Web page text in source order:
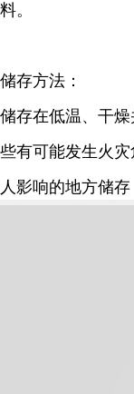
料。
储存方法：
储存在低温、干
些有可能发生火
人影响的地方储